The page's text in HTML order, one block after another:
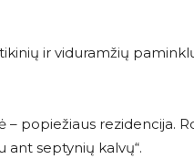
ir viduramžių
– popiežiaus rezidencija.
ant septynių kalvų“.